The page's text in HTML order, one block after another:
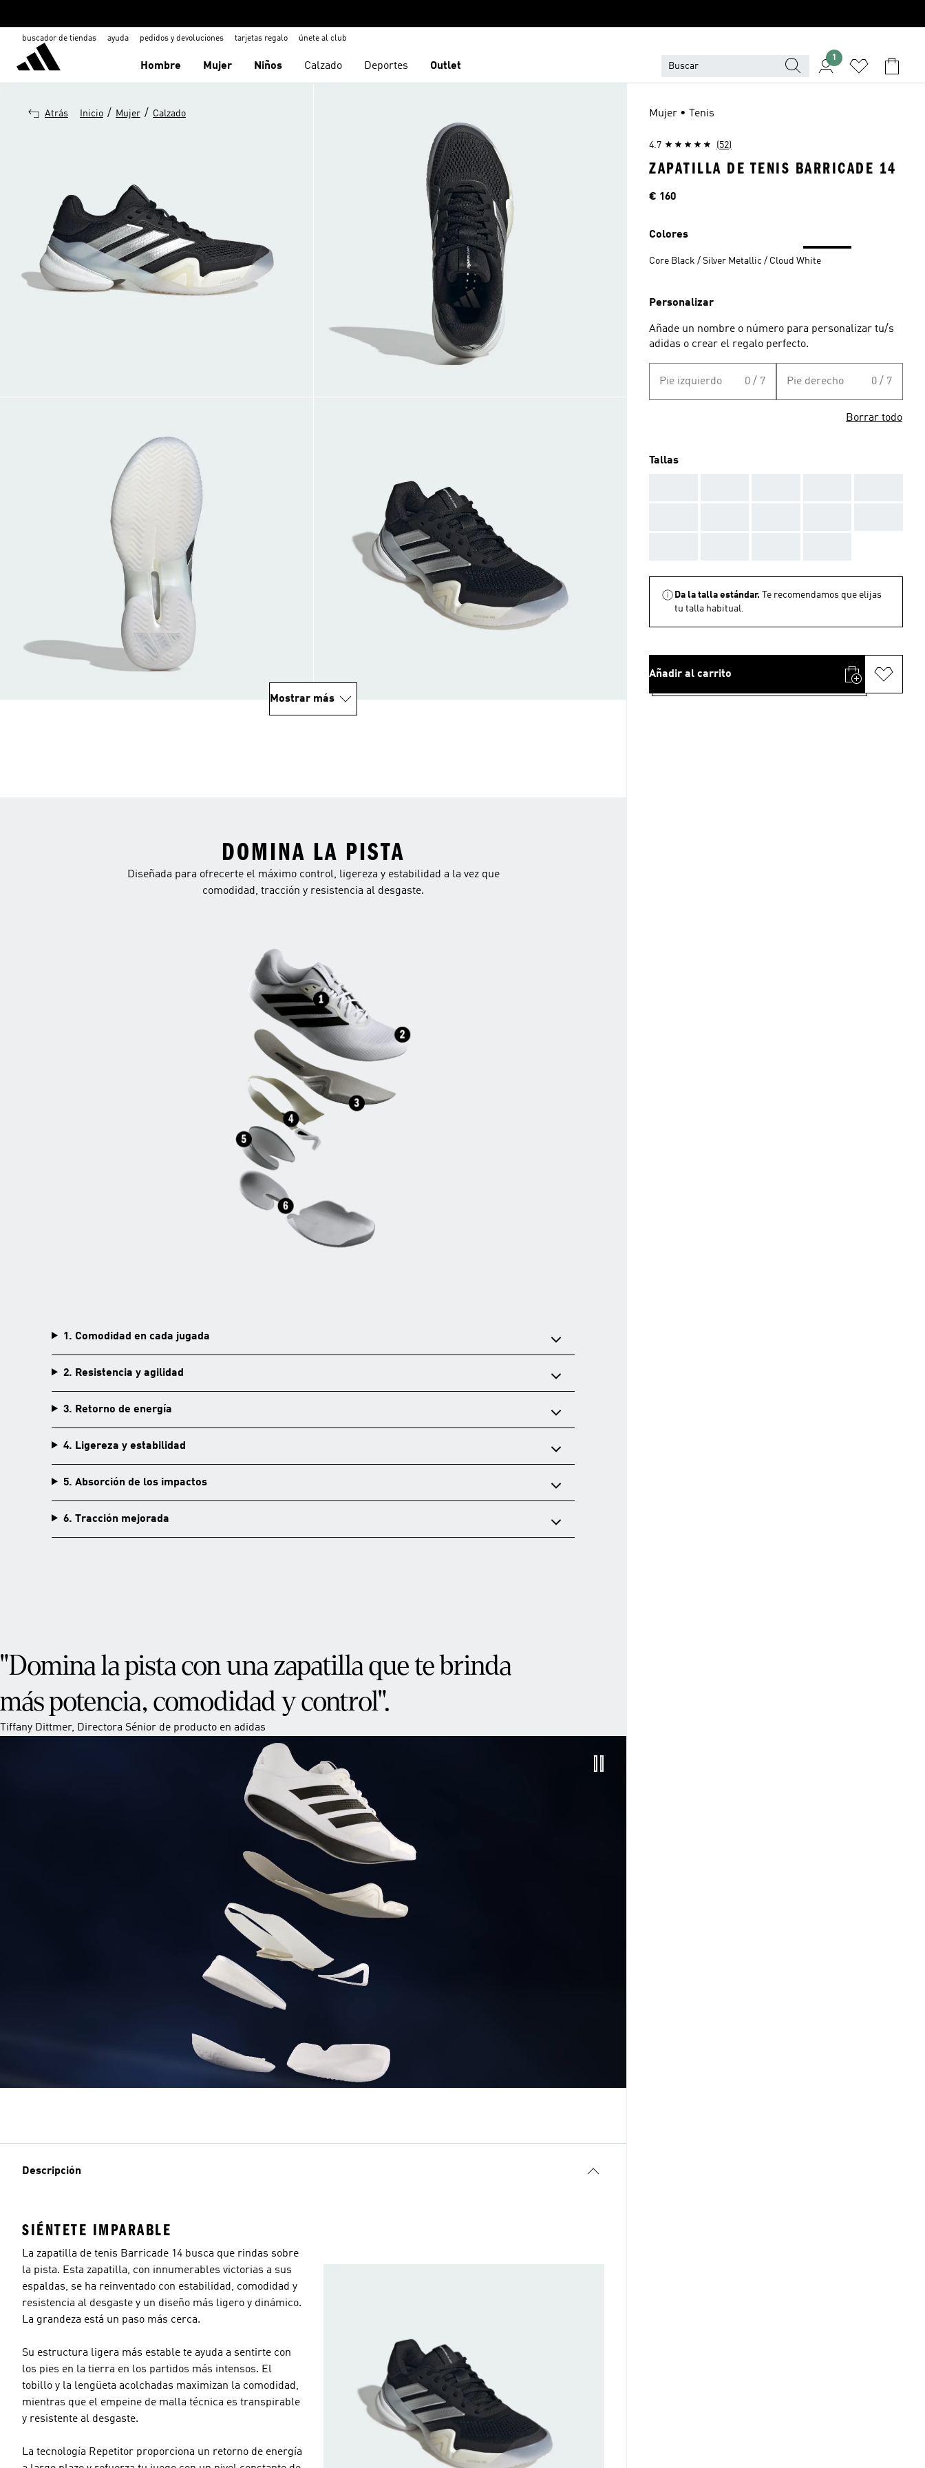
buscador de tiendas ayuda pedidos y devoluciones tarjetas regalo únete al club
Hombre Mujer Niños Calzado Deportes Outlet
1
Atrás Inicio / Mujer / Calzado
Mostrar más
DOMINA LA PISTA
Diseñada para ofrecerte el máximo control, ligereza y estabilidad a la vez que
comodidad, tracción y resistencia al desgaste.
1. Comodidad en cada jugada
2. Resistencia y agilidad
3. Retorno de energía
4. Ligereza y estabilidad
5. Absorción de los impactos
6. Tracción mejorada
"Domina la pista con una zapatilla que te brinda
más potencia, comodidad y control".
Tiffany Dittmer, Directora Sénior de producto en adidas
Descripción
SIÉNTETE IMPARABLE
La zapatilla de tenis Barricade 14 busca que rindas sobre
la pista. Esta zapatilla, con innumerables victorias a sus
espaldas, se ha reinventado con estabilidad, comodidad y
resistencia al desgaste y un diseño más ligero y dinámico.
La grandeza está un paso más cerca.
Su estructura ligera más estable te ayuda a sentirte con
los pies en la tierra en los partidos más intensos. El
tobillo y la lengüeta acolchadas maximizan la comodidad,
mientras que el empeine de malla técnica es transpirable
y resistente al desgaste.
La tecnología Repetitor proporciona un retorno de energía
Mujer • Tenis
4.7 (52)
ZAPATILLA DE TENIS BARRICADE 14
Precio
€ 160
Colores
Core Black / Silver Metallic / Cloud White
Personalizar
Añade un nombre o número para personalizar tu/s
adidas o crear el regalo perfecto.
Pie izquierdo 0 / 7 Pie derecho 0 / 7
Borrar todo
Tallas
Da la talla estándar.
Te recomendamos que elijas
tu talla habitual.
Añadir al carrito